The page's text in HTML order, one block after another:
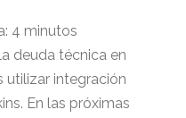
4 minutos
deuda técnica en
utilizar integración
En las próximas